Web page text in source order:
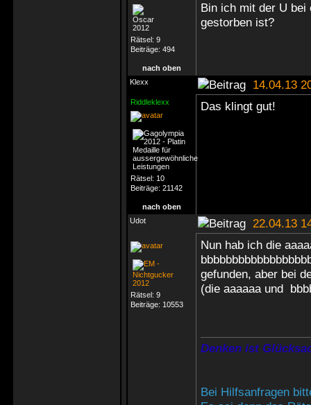
Rätsel: 9
Beiträge: 494
Bin ich mit der U bei
gestorben ist?
nach oben
Klexx
14.04.13
Riddleklexx
Rätsel: 10
Beiträge: 21142
Das klingt gut!
nach oben
Udot
22.04.13
Rätsel: 9
Beiträge: 10553
Nun hab ich die
gefunden, aber bei
(die aaaaaa und
Denken ist
Bei Hilfsanfragen